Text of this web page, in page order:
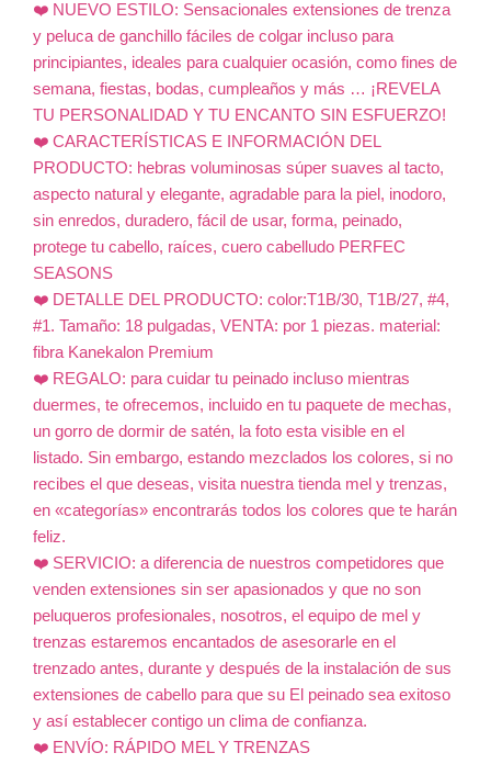
❤️ NUEVO ESTILO: Sensacionales extensiones de trenza
y peluca de ganchillo fáciles de colgar incluso para
principiantes, ideales para cualquier ocasión, como fines de
semana, fiestas, bodas, cumpleaños y más … ¡REVELA
TU PERSONALIDAD Y TU ENCANTO SIN ESFUERZO!
❤️ CARACTERÍSTICAS E INFORMACIÓN DEL
PRODUCTO: hebras voluminosas súper suaves al tacto,
aspecto natural y elegante, agradable para la piel, inodoro,
sin enredos, duradero, fácil de usar, forma, peinado,
protege tu cabello, raíces, cuero cabelludo PERFEC
SEASONS
❤️ DETALLE DEL PRODUCTO: color:T1B/30, T1B/27, #4,
#1. Tamaño: 18 pulgadas, VENTA: por 1 piezas. material:
fibra Kanekalon Premium
❤️ REGALO: para cuidar tu peinado incluso mientras
duermes, te ofrecemos, incluido en tu paquete de mechas,
un gorro de dormir de satén, la foto esta visible en el
listado. Sin embargo, estando mezclados los colores, si no
recibes el que deseas, visita nuestra tienda mel y trenzas,
en «categorías» encontrarás todos los colores que te harán
feliz.
❤️ SERVICIO: a diferencia de nuestros competidores que
venden extensiones sin ser apasionados y que no son
peluqueros profesionales, nosotros, el equipo de mel y
trenzas estaremos encantados de asesorarle en el
trenzado antes, durante y después de la instalación de sus
extensiones de cabello para que su El peinado sea exitoso
y así establecer contigo un clima de confianza.
❤️ ENVÍO: RÁPIDO MEL Y TRENZAS